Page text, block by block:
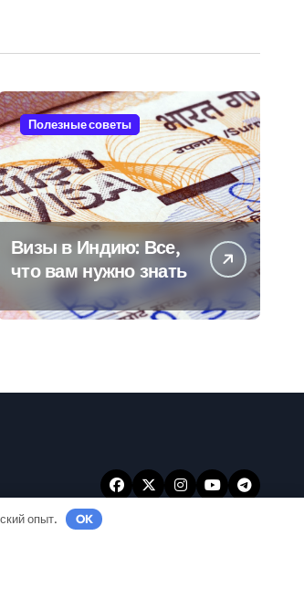
Полезные советы
Визы в Индию: Все,
что вам нужно знать
опыт. OK